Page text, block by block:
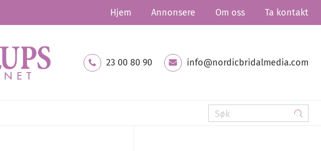
Hjem Annonsere Om oss Ta kontakt
23 00 80 90 info@nordicbridalmedia.com